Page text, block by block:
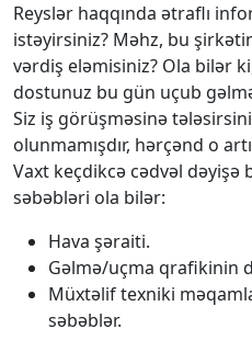
Reyslər haqqında ətraflı
istəyirsiniz? Məhz, bu
vərdiş eləmisiniz? Ola bilər
dostunuz bu gün uçub
Siz iş görüşməsinə
olunmamışdır, hərçənd o
Vaxt keçdikcə cədvəl dəyişə
səbəbləri ola bilər:
Hava şəraiti.
Gəlmə/uçma qrafikinin
Müxtəlif texniki
səbəblər.